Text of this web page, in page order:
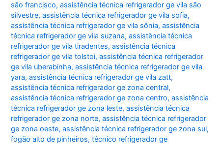
são francisco,assistência técnica refrigerador ge vila são
silvestre,assistência técnica refrigerador ge vila sofia,
assistência técnica refrigerador ge vila sônia,assistência
técnica refrigerador ge vila suzana,assistência técnica
refrigerador ge vila tiradentes,assistência técnica
refrigerador ge vila tolstoi,assistência técnica refrigerador
ge vila uberabinha,assistência técnica refrigerador ge vila
yara,assistência técnica refrigerador ge vila zatt,
assistência técnica refrigerador ge zona central,
assistência técnica refrigerador ge zona centro,assistência
técnica refrigerador ge zona leste,assistência técnica
refrigerador ge zona norte,assistência técnica refrigerador
ge zona oeste,assistência técnica refrigerador ge zona sul,
fogão alto de pinheiros,técnico refrigerador ge